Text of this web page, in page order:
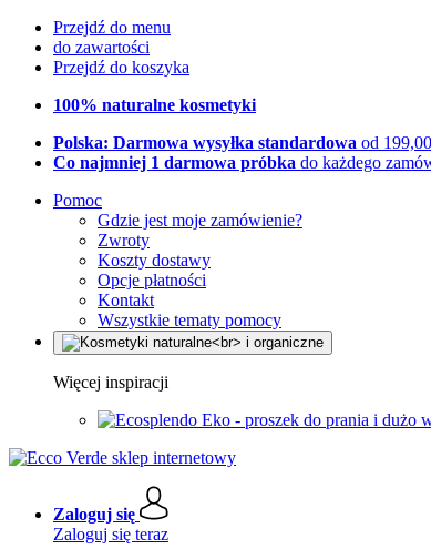
Przejdź do menu
do zawartości
Przejdź do koszyka
100% naturalne kosmetyki
Polska: Darmowa wysyłka standardowa od
Co najmniej 1 darmowa próbka do każdego
Pomoc
Gdzie jest moje zamówienie?
Zwroty
Koszty dostawy
Opcje płatności
Kontakt
Wszystkie tematy pomocy
Więcej inspiracji
Eko - proszek do prania i dużo
Zaloguj się
Zaloguj się teraz